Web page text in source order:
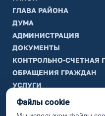
ГЛАВА РАЙОНА
ДУМА
АДМИНИСТРАЦИЯ
ДОКУМЕНТЫ
КОНТРОЛЬНО-СЧЕТНАЯ
ОБРАЩЕНИЯ ГРАЖДАН
УСЛУГИ
ТИК
Файлы cookie